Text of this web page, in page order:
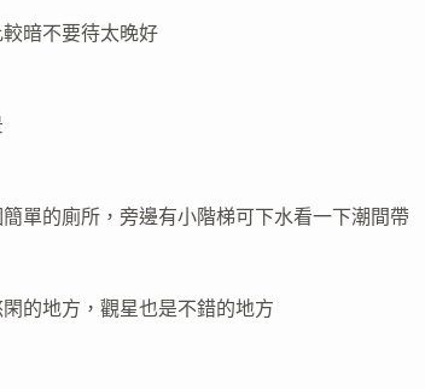
暗不要待太晚好
單的廁所，旁邊有小階梯可下水看一下潮間帶
的地方，觀星也是不錯的地方